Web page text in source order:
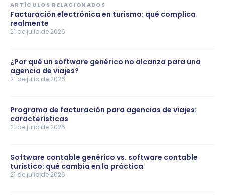
ARTÍCULOS RELACIONADOS
Facturación electrónica en turismo: qué complica
realmente
21 de julio de 2026
¿Por qué un software genérico no alcanza para una
agencia de viajes?
21 de julio de 2026
Programa de facturación para agencias de viajes:
características
21 de julio de 2026
Software contable genérico vs. software contable
turístico: qué cambia en la práctica
21 de julio de 2026